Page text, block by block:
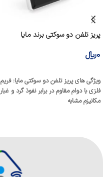
پریز تلفن دو سوکتی برند مایا
0﷼
ویژگی های پریز تلفن دو سوکتی مایا: فریم
فلزی با دوام مقاوم در برابر نفوذ گرد و غبار
مکانیزم مشابه